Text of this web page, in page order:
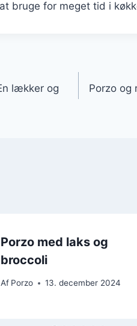
bruge for meget tid i
lækker og
Porzo og
Porzo med laks og
broccoli
Af Porzo 13. december 2024